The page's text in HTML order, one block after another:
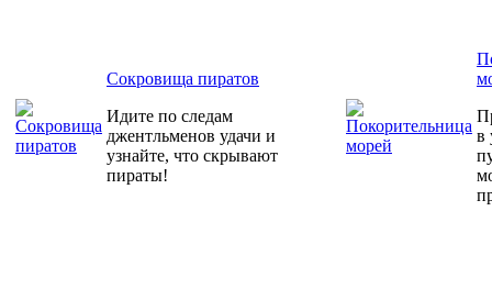
Сокровища пиратов
Идите по следам
джентльменов удачи и
узнайте, что скрывают
пираты!
в